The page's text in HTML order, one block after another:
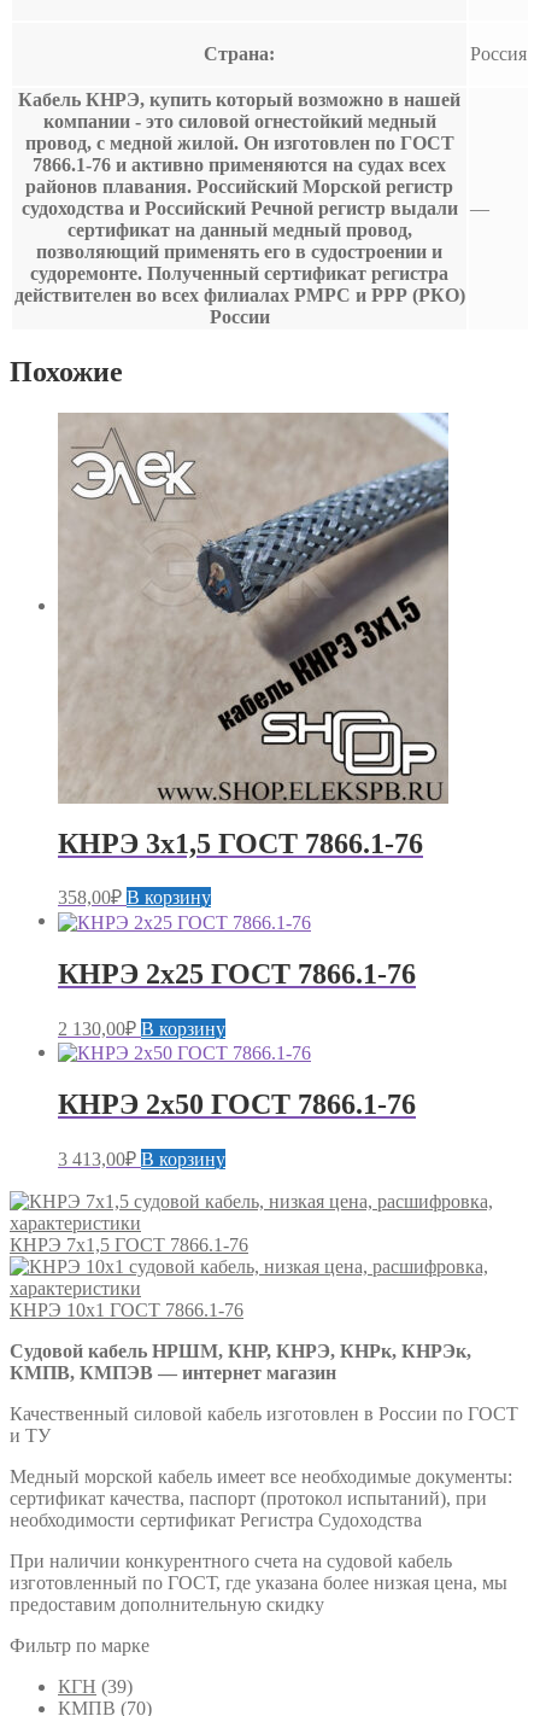
Страна: Россия
Кабель КНРЭ, купить который возможно в нашей
компании - это силовой огнестойкий медный
провод, с медной жилой. Он изготовлен по ГОСТ
7866.1-76 и активно применяются на судах всех
районов плавания. Российский Морской регистр
судоходства и Российский Речной регистр выдали
сертификат на данный медный провод,
позволяющий применять его в судостроении и
судоремонте. Полученный сертификат регистра
действителен во всех филиалах РМРС и РРР (РКО)
России
—
Похожие
КНРЭ 3х1,5 ГОСТ 7866.1-76
358,00₽ В корзину
КНРЭ 2х25 ГОСТ 7866.1-76
2 130,00₽ В корзину
КНРЭ 2х50 ГОСТ 7866.1-76
3 413,00₽ В корзину
КНРЭ 7х1,5 ГОСТ 7866.1-76
КНРЭ 10х1 ГОСТ 7866.1-76
Судовой кабель НРШМ, КНР, КНРЭ, КНРк, КНРЭк,
КМПВ, КМПЭВ — интернет магазин
Качественный силовой кабель изготовлен в России по ГОСТ
и ТУ
Медный морской кабель имеет все необходимые документы:
сертификат качества, паспорт (протокол испытаний), при
необходимости сертификат Регистра Судоходства
При наличии конкурентного счета на судовой кабель
изготовленный по ГОСТ, где указана более низкая цена, мы
предоставим дополнительную скидку
Фильтр по марке
КГН (39)
КМПВ (70)